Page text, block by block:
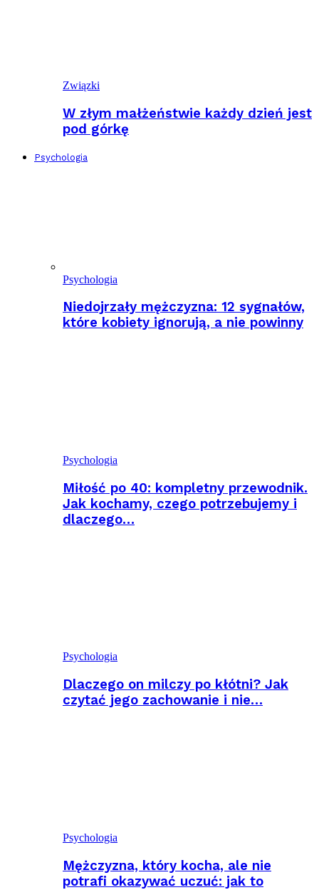
Związki
W złym małżeństwie każdy dzień jest
pod górkę
Psychologia
Psychologia
Niedojrzały mężczyzna: 12 sygnałów,
które kobiety ignorują, a nie powinny
Psychologia
Miłość po 40: kompletny przewodnik.
Jak kochamy, czego potrzebujemy i
dlaczego…
Psychologia
Dlaczego on milczy po kłótni? Jak
czytać jego zachowanie i nie…
Psychologia
Mężczyzna, który kocha, ale nie
potrafi okazywać uczuć: jak to